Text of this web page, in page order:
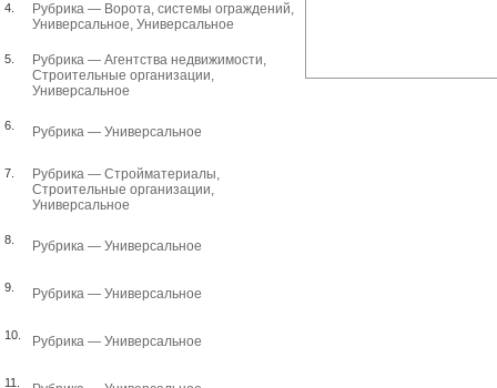
4. Рубрика — Ворота, системы ограждений,
Универсальное, Универсальное
5. Рубрика — Агентства недвижимости,
Строительные организации,
Универсальное
6. Рубрика — Универсальное
7. Рубрика — Стройматериалы,
Строительные организации,
Универсальное
8. Рубрика — Универсальное
9. Рубрика — Универсальное
10. Рубрика — Универсальное
11.